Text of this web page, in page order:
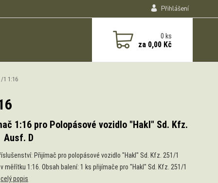
Přihlášení
0ks
za 0,00 Kč
1 1:16
1:16 pro Polopásové vozidlo "Hakl" Sd. Kfz.
Ausf. D
Přijímač pro polopásové vozidlo "Hakl" Sd. Kfz. 251/1
měřítku 1:16. Obsah balení: 1 ks přijímače pro "Hakl" Sd. Kfz. 251/1
celý popis